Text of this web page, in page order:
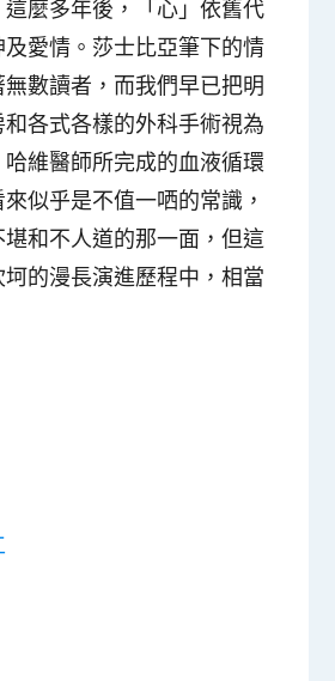
麼多年後，「心」依舊代
愛情。莎士比亞筆下的情
數讀者，而我們早已把明
各式各樣的外科手術視為
哈維醫師所完成的血液循環
似乎是不值一哂的常識，
和不人道的那一面，但這
的漫長演進歷程中，相當